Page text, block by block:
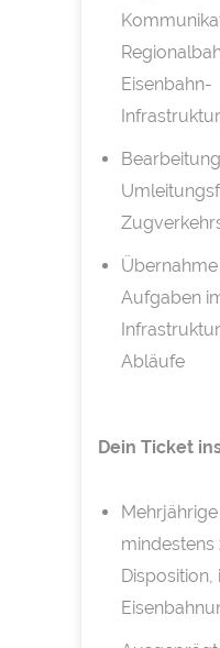
Eisenbahn-
Aufgaben
Abläufe
Dein Ticket
mindestens
Disposition,